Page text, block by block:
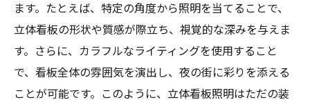
性
都市のシンボルとしての立体看板
デザインと技術が融合する立体看板照明の秘密
革新的なデザイン手法
ます。たとえば、特定の角度から照明を当てることで、
立体看板の形状や質感が際立ち、視覚的な深みを与えま
す。さらに、カラフルなライティングを使用すること
で、看板全体の雰囲気を演出し、夜の街に彩りを添える
ことが可能です。このように、立体看板照明はただの装